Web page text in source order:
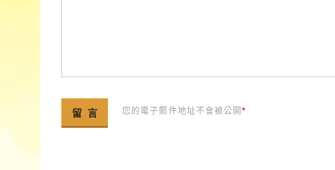
您的電子郵件地址不會被公開*